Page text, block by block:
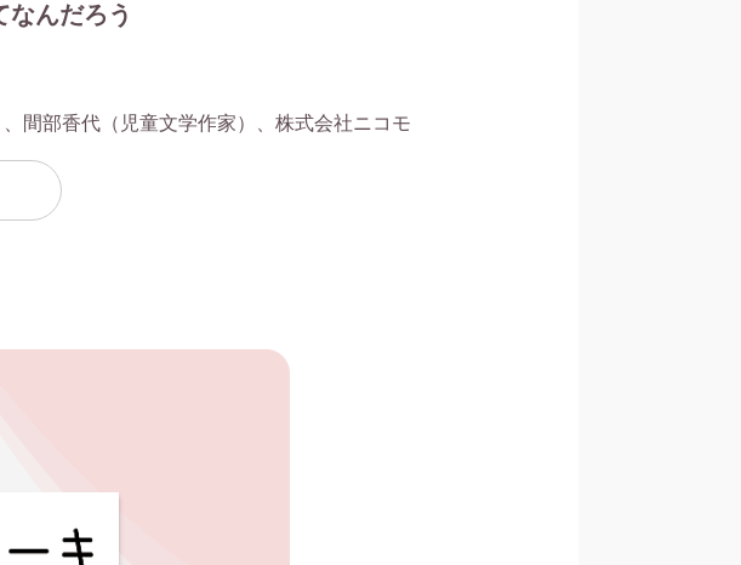
んだろう
間部香代（児童文学作家）、株式会社ニコモ